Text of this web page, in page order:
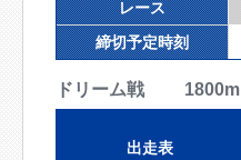
レース
締切予定時刻
ドリーム戦 1800m
出走表